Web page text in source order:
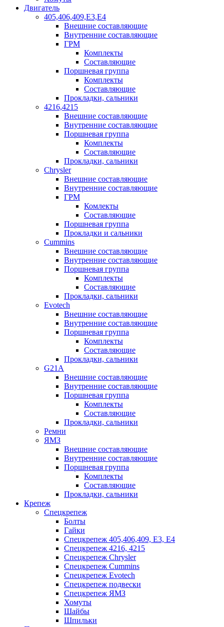
Двигатель
405,406,409,Е3,Е4
Внешние составляющие
Внутренние составляющие
ГРМ
Комплекты
Составляющие
Поршневая группа
Комплекты
Составляющие
Прокладки, сальники
4216,4215
Внешние составляющие
Внутренние составляющие
Поршневая группа
Комплекты
Составляющие
Прокладки, сальники
Chrysler
Внешние составляющие
Внутренние составляющие
ГРМ
Комлекты
Составляющие
Поршневая группа
Прокладки и сальники
Cummins
Внешние составляющие
Внутренние составляющие
Поршневая группа
Комплекты
Составляющие
Прокладки, сальники
Evotech
Внешние составляющие
Внутренние составляющие
Поршневая группа
Комплекты
Составляющие
Прокладки, сальники
G21A
Внешние составляющие
Внутренние составляющие
Поршневая группа
Комплекты
Составляющие
Прокладки, сальники
Ремни
ЯМЗ
Внешние составляющие
Внутренние составляющие
Поршневая группа
Комплекты
Составляющие
Прокладки, сальники
Крепеж
Спецкрепеж
Болты
Гайки
Спецкрепеж 405,406,409, Е3, Е4
Спецкрепеж 4216, 4215
Спецкрепеж Chrysler
Спецкрепеж Cummins
Спецкрепеж Evotech
Спецкрепеж подвески
Спецкрепеж ЯМЗ
Хомуты
Шайбы
Шпильки